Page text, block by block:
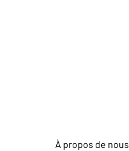
À propos de nous